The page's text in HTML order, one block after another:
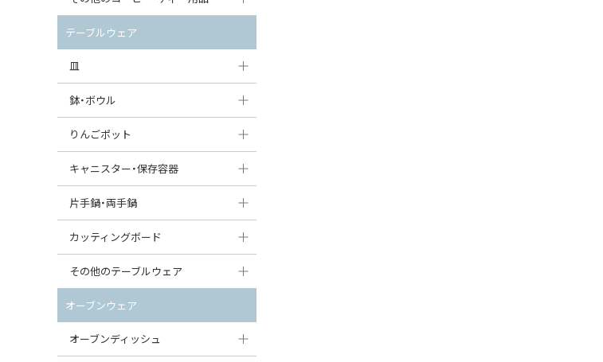
クリーマー
ポットウォーマー
ピッチャー
コーヒードリッパー
すべて見る
テーブルウェア
皿
大皿（24cm〜）
中皿（18〜24cm）
丸皿
スープ皿
ダルマプレート
鉢・ボウル
大鉢（21cm〜）
中鉢（16〜21cm）
丸鉢・どんぶり・ボウル
茶碗
りんごポット
りんごポット
りんごポット小
キャニスター・保存容器
キャニスター
つぼ
ガーリックポット
オニオンキャニスター
片手鍋・両手鍋
ソースパン（片手鍋）
スープチュリーン
カッティングボード
角型カッティングボード
丸型カッティングボード
すべて見る
その他のテーブルウェア
調味料入れ
グレイヴィーボート
オーブンウェア
オーブンディッシュ